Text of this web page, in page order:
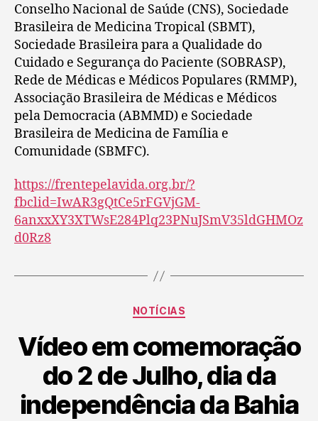
Conselho Nacional de Saúde (CNS), Sociedade
Brasileira de Medicina Tropical (SBMT),
Sociedade Brasileira para a Qualidade do
Cuidado e Segurança do Paciente (SOBRASP),
Rede de Médicas e Médicos Populares (RMMP),
Associação Brasileira de Médicas e Médicos
pela Democracia (ABMMD) e Sociedade
Brasileira de Medicina de Família e
Comunidade (SBMFC).
https://frentepelavida.org.br/?
fbclid=IwAR3gQtCe5rFGVjGM-
6anxxXY3XTWsE284Plq23PNuJSmV35ldGHMOz
d0Rz8
NOTÍCIAS
Vídeo em comemoração
do 2 de Julho, dia da
independência da Bahia